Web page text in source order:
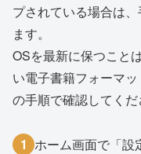
プされている場合は
ます。
OSを最新に保つこと
い電子書籍フォーマ
の手順で確認してくだ
1 ホーム画面で「設